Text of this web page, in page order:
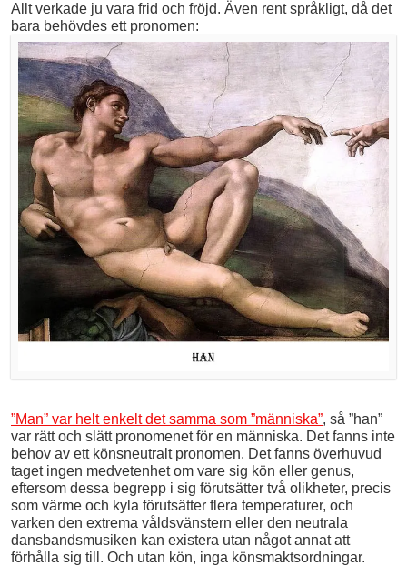
Allt verkade ju vara frid och fröjd. Även rent språkligt, då det
bara behövdes ett pronomen:
”Man” var helt enkelt det samma som ”människa”, så ”han”
var rätt och slätt pronomenet för en människa. Det fanns inte
behov av ett könsneutralt pronomen. Det fanns överhuvud
taget ingen medvetenhet om vare sig kön eller genus,
eftersom dessa begrepp i sig förutsätter två olikheter, precis
som värme och kyla förutsätter flera temperaturer, och
varken den extrema våldsvänstern eller den neutrala
dansbands­musiken kan existera utan något annat att
förhålla sig till. Och utan kön, inga könsmaktsordningar.